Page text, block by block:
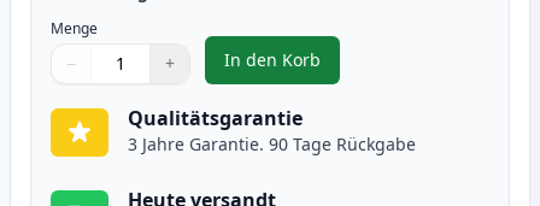
Menge
Verwenden Sie die Tasten, um anzupassen
− +
1
In den Korb
, 5 stück Canon PGI-520 & CLI-
Qualitätsgarantie
3 Jahre Garantie. 90 Tage Rückgabe
Heute versandt